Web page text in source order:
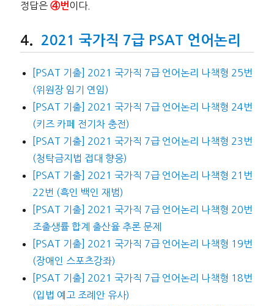
정답은 ④번 이다.
2021 국가직 7급 PSAT 언어논리
[PSAT 기출] 2021 국가직 7급 언어논리 나책형 25번
(위원장 임기 연임)
[PSAT 기출] 2021 국가직 7급 언어논리 나책형 24번
(키즈 카페 전기차 충전)
[PSAT 기출] 2021 국가직 7급 언어논리 나책형 23번
(청탁금지법 접대 향응)
[PSAT 기출] 2021 국가직 7급 언어논리 나책형 21번
22번 (흑인 백인 재범)
[PSAT 기출] 2021 국가직 7급 언어논리 나책형 20번
조출생률 합계 출산율 추론 문제
[PSAT 기출] 2021 국가직 7급 언어논리 나책형 19번
(장애인 스포츠강좌)
[PSAT 기출] 2021 국가직 7급 언어논리 나책형 18번
(입법 예고 조례안 유사)